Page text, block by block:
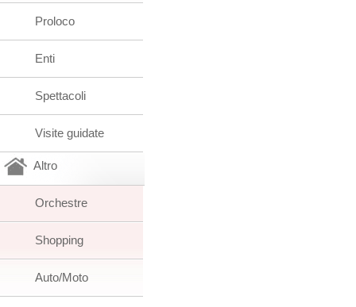
Proloco
Enti
Spettacoli
Visite guidate
Altro
Orchestre
Shopping
Auto/Moto